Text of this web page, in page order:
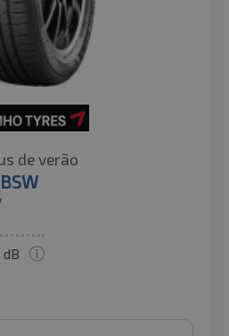
de verão
dB